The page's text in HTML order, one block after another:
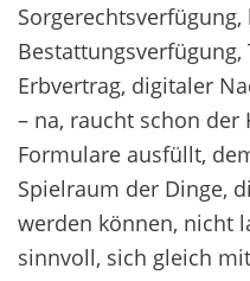
Bestattungsverfügung,
Erbvertrag, digitaler
– na, raucht schon der
Formulare ausfüllt,
Spielraum der Dinge,
werden können, nicht
sinnvoll, sich gleich